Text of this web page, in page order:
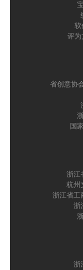
软
评为
省创意协
国
浙江
杭州
浙江省工
浙
浙